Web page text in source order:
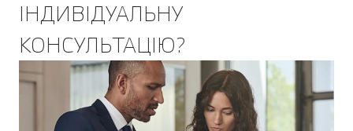
ІНДИВІДУАЛЬНУ
КОНСУЛЬТАЦІЮ?